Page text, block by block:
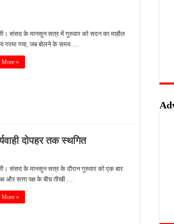
के साथ युवक गिरफ्तार
10 अगस्त को शिक्षुता मेले का आयोजन
राज्य स्तरीय सम्मान, 31 अगस्त तक करें आवेदन
संसद के मानसून सत्र में गुरुवार को सदन का माहौल
गरमा गया, जब बोलने के समय …
More »
दोपहर तक स्थगित
संसद के मानसून सत्र के दौरान गुरुवार को एक बार
और सत्ता पक्ष के बीच तीखी …
More »